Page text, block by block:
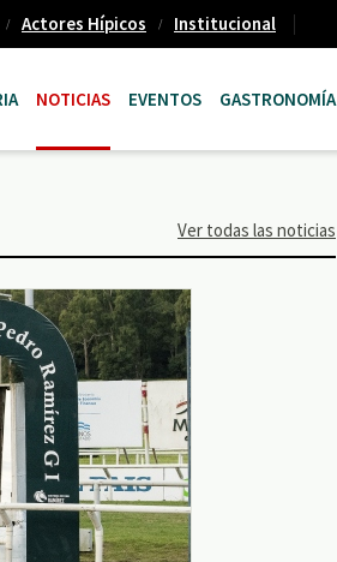
Actores Hípicos Institucional
NOTICIAS EVENTOS GASTRONOMÍA
Ver todas las noticias